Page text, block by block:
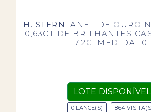
H. STERN . ANEL DE OURO
0,63CT DE BRILHANTES
7,2G. MEDIDA 10.
LOTE DISPONÍVEL
0 LANCE(S) 864